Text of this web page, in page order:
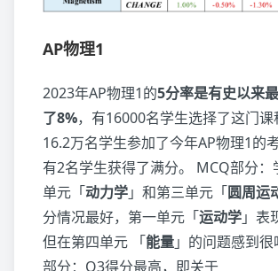
AP物理1
2023年AP物理1的5分率是有史以来
了8%，有16000名学生选择了这门课
16.2万名学生参加了今年AP物理1的
有2名学生获得了满分。 MCQ部分：
单元「动力学」和第三单元「圆周运
分情况最好，第一单元「运动学」表
但在第四单元 「能量」的问题感到很
部分：Q3得分最高，即关于